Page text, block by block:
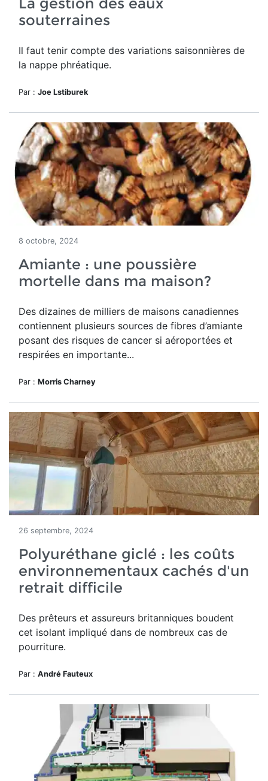
souterraines
Il faut tenir compte des variations saisonnières de
la nappe phréatique.
Par : Joe Lstiburek
8 octobre, 2024
Amiante : une poussière
mortelle dans ma maison?
Des dizaines de milliers de maisons canadiennes
contiennent plusieurs sources de fibres d’amiante
posant des risques de cancer si aéroportées et
respirées en importante...
Par : Morris Charney
26 septembre, 2024
Polyuréthane giclé : les coûts
environnementaux cachés d'un
retrait difficile
Des prêteurs et assureurs britanniques boudent
cet isolant impliqué dans de nombreux cas de
pourriture.
Par : André Fauteux